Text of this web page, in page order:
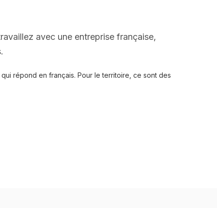
avec une entreprise française,
répond en français. Pour le territoire, ce sont des